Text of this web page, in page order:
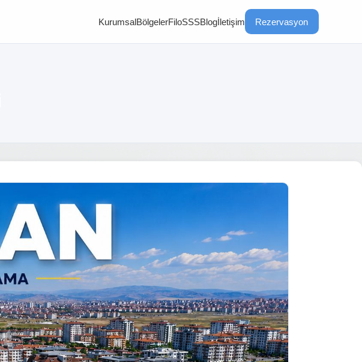
KurumsalBölgelerFiloSSSBlogİletişim Rezervasyon